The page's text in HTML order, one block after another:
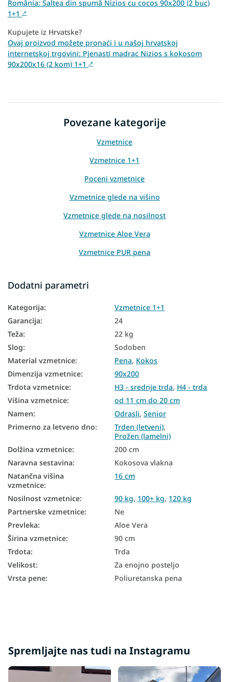
România: Saltea din spumă Nizios cu cocos 90x200 (2 buc)
1+1 ↗
Kupujete iz Hrvatske?
Ovaj proizvod možete pronaći i u našoj hrvatskoj
internetskoj trgovini: Pjenasti madrac Nizios s kokosom
90x200x16 (2 kom) 1+1 ↗
Povezane kategorije
Vzmetnice
Vzmetnice 1+1
Poceni vzmetnice
Vzmetnice glede na višino
Vzmetnice glede na nosilnost
Vzmetnice Aloe Vera
Vzmetnice PUR pena
Talne vzmetnice
Talne vzmetnice
Dvostranske vzmetnice
Vzmetnice glede na trdoto
Majhne vzmetnice
Antialergijske vzmetnice
Vzmetnice 1+1 90x200
Poceni vzmetnice 90x200
Trdota vzmetnice H3
Trdota vzmetnice H4
Vzmetnice glede na nosilnost - 120 kg
Vzmetnice z nosilnostjo 100+ kg
Dodatni parametri
Kategorija:
Vzmetnice 1+1
Garancija:
24
Teža:
22 kg
Slog:
Sodoben
Material vzmetnice: Pena, Kokos
Dimenzija vzmetnice:
90x200
Trdota vzmetnice: H3 - srednje trda, H4 - trda
Višina vzmetnice:
od 11 cm do 20 cm
Namen: Odrasli, Senior
Primerno za letveno dno: Trden (letveni),
Prožen (lamelni)
Dolžina vzmetnice:
200 cm
Naravna sestavina:
Kokosova vlakna
Natančna višina
vzmetnice:
16 cm
Nosilnost vzmetnice: 90 kg, 100+ kg, 120 kg
Partnerske vzmetnice:
Ne
Prevleka:
Aloe Vera
Širina vzmetnice:
90 cm
Trdota:
Trda
Velikost:
Za enojno posteljo
Vrsta pene: Poliuretanska pena
Spremljajte nas tudi na Instagramu